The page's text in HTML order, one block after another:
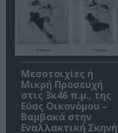
Μεσοτοιχίες ή
Μικρή Προσευχή
στις 3κ46 π.μ., της
Εύας Οικονόμου –
Βαμβακά στην
Εναλλακτική Σκηνή